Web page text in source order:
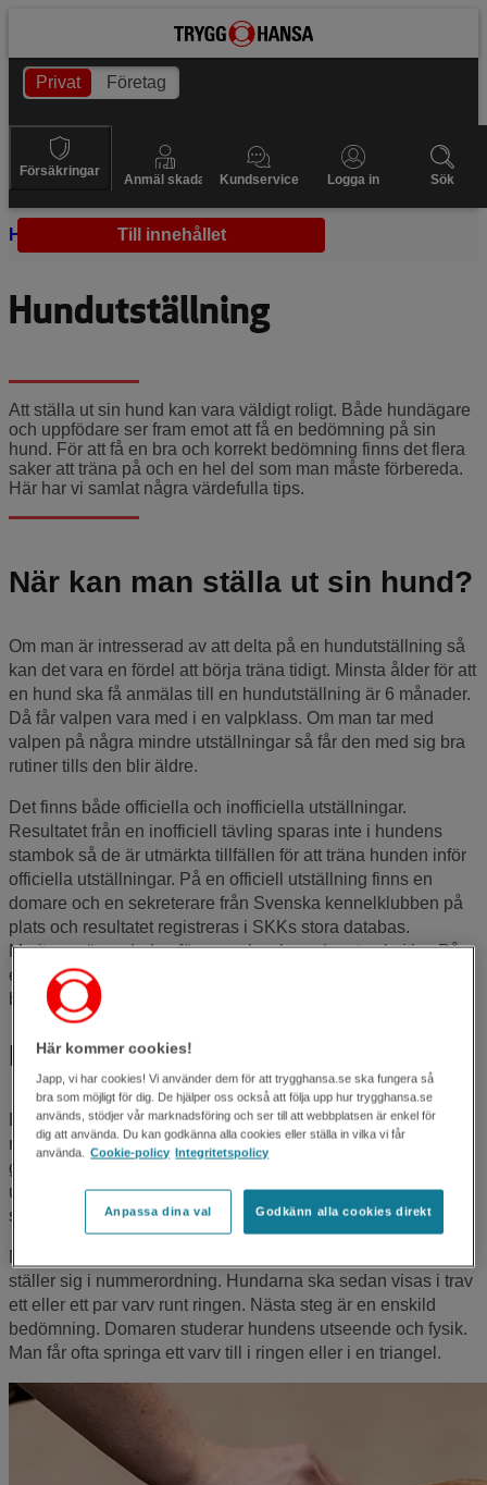
Till innehållet
Privat Företag
Försäkringar
Anmäl skada Kundservice Logga in Sök
Hem Träna hund Hundutställning
Hundutställning
Att ställa ut sin hund kan vara väldigt roligt. Både hundägare
och uppfödare ser fram emot att få en bedömning på sin
hund. För att få en bra och korrekt bedömning finns det flera
saker att träna på och en hel del som man måste förbereda.
Här har vi samlat några värdefulla tips.
När kan man ställa ut sin hund?
Om man är intresserad av att delta på en hundutställning så
kan det vara en fördel att börja träna tidigt. Minsta ålder för att
en hund ska få anmälas till en hundutställning är 6 månader.
Då får valpen vara med i en valpklass. Om man tar med
valpen på några mindre utställningar så får den med sig bra
rutiner tills den blir äldre.
Det finns både officiella och inofficiella utställningar.
Resultatet från en inofficiell tävling sparas inte i hundens
stambok så de är utmärkta tillfällen för att träna hunden inför
officiella utställningar. På en officiell utställning finns en
domare och en sekreterare från Svenska kennelklubben på
plats och resultatet registreras i SKKs stora databas.
Meriterna är underlag för svenska championat och titlar. På
en officiell utställning vill man att hunden får en så korrekt
bedömning som möjligt.
Hur går en hundutställning till?
Den plats där hundarna visas kallas för ring. I ringen finns en
ringsekreterare som ropar in hundarna en klass i taget. Det
gäller att hålla koll på vilken klass man tillhör samt vara
uppmärksam på vad sekreteraren ropar så man inte missar
sin tur.
När klassen ropas in kommer alla tävlande in samtidigt och
ställer sig i nummerordning. Hundarna ska sedan visas i trav
ett eller ett par varv runt ringen. Nästa steg är en enskild
bedömning. Domaren studerar hundens utseende och fysik.
Man får ofta springa ett varv till i ringen eller i en triangel.
Här kommer cookies!
Japp, vi har cookies! Vi använder dem för att trygghansa.se ska fungera så
bra som möjligt för dig. De hjälper oss också att följa upp hur trygghansa.se
används, stödjer vår marknadsföring och ser till att webbplatsen är enkel för
dig att använda. Du kan godkänna alla cookies eller ställa in vilka vi får
använda.
Cookie-policy Integritetspolicy
Anpassa dina val Godkänn alla cookies direkt